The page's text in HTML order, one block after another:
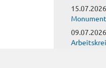
15.07.2026
09.07.2026